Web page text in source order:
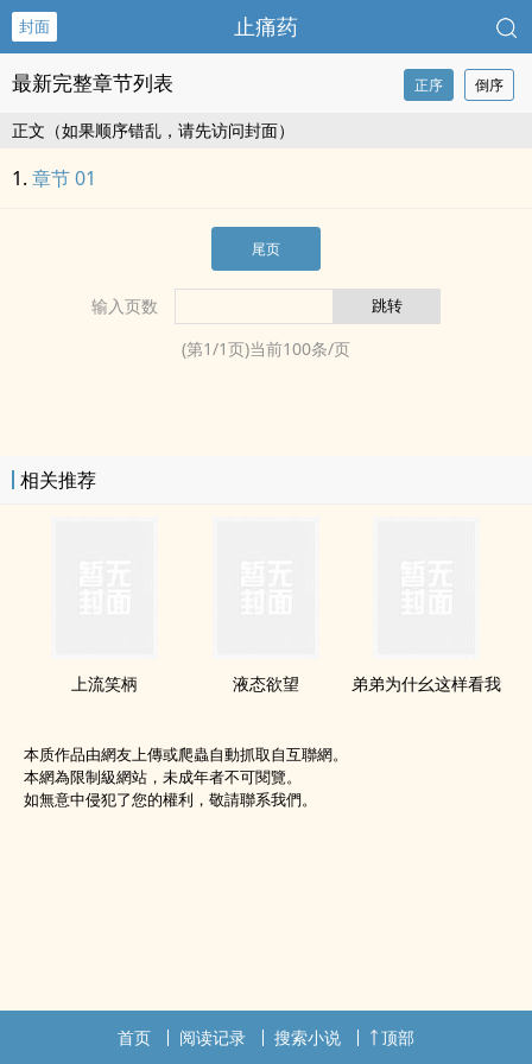
封面 止痛药
最新完整章节列表 正序 倒序
正文（如果顺序错乱，请先访问封面）
章节 01
尾页
输入页数
(第1/1页)当前100条/页
相关推荐
上流笑柄 液态欲望 弟弟为什幺这样看我
本质作品由網友上傳或爬蟲自動抓取自互聯網。
本網為限制級網站，未成年者不可閱覽。
如無意中侵犯了您的權利，敬請聯系我們。
首页 阅读记录 搜索小说 顶部